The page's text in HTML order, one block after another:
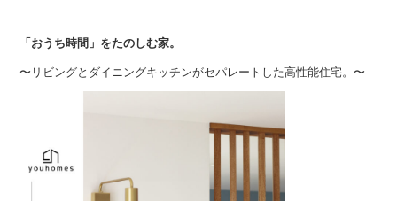
「おうち時間」をたのしむ家。
〜リビングとダイニングキッチンがセパレートした高性能住宅。〜